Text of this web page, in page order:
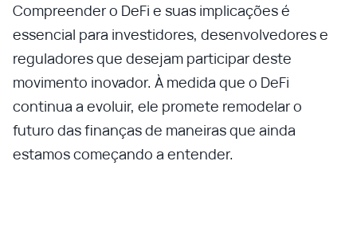
Compreender o DeFi e suas implicações é
essencial para investidores, desenvolvedores e
reguladores que desejam participar deste
movimento inovador. À medida que o DeFi
continua a evoluir, ele promete remodelar o
futuro das finanças de maneiras que ainda
estamos começando a entender.